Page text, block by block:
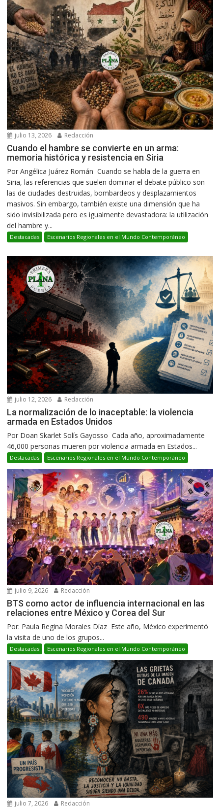
julio 13, 2026 Redacción
Cuando el hambre se convierte en un arma:
memoria histórica y resistencia en Siria
Por Angélica Juárez Román Cuando se habla de la guerra en
Siria, las referencias que suelen dominar el debate público son
las de ciudades destruidas, bombardeos y desplazamientos
masivos. Sin embargo, también existe una dimensión que ha
sido invisibilizada pero es igualmente devastadora: la utilización
del hambre y...
Destacadas Escenarios Regionales en el Mundo Contemporáneo
julio 12, 2026 Redacción
La normalización de lo inaceptable: la violencia
armada en Estados Unidos
Por Doan Skarlet Solís Gayosso Cada año, aproximadamente
46,000 personas mueren por violencia armada en Estados...
Destacadas Escenarios Regionales en el Mundo Contemporáneo
julio 9, 2026 Redacción
BTS como actor de influencia internacional en las
relaciones entre México y Corea del Sur
Por: Paula Regina Morales Díaz Este año, México experimentó
la visita de uno de los grupos...
Destacadas Escenarios Regionales en el Mundo Contemporáneo
julio 7, 2026 Redacción